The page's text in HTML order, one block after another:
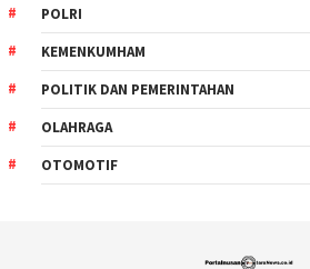
POLRI
KEMENKUMHAM
POLITIK DAN PEMERINTAHAN
OLAHRAGA
OTOMOTIF